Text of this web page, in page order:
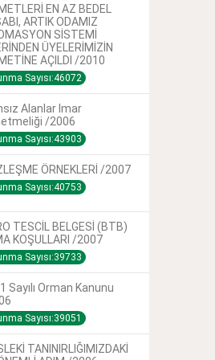
EN AZ BEDEL
ARTIK ODAMIZ
SİSTEMİ
ÜYELERİMİZİN
AÇILDI /2010
Sayısı:46072
Alanlar Imar
/2006
Sayısı:43903
ÖRNEKLERİ /2007
Sayısı:40753
TESCİL BELGESİ (BTB)
KOŞULLARI /2007
Sayısı:39733
Sayılı Orman Kanunu
Sayısı:39051
TANINIRLIĞIMIZDAKİ